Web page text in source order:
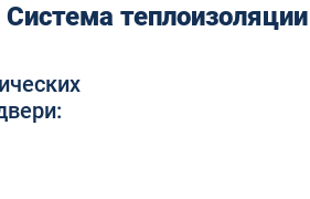
Система